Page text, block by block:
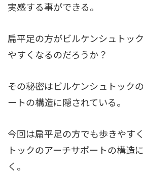
実感する事ができる。
扁平足の方がビルケンシュトッ
やすくなるのだろうか？
その秘密はビルケンシュトック
ートの構造に隠されている。
今回は扁平足の方でも歩きやす
トックのアーチサポートの構造
く。